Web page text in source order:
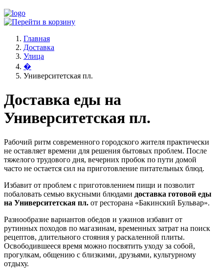
Главная
Доставка
Улица
�
Университетская пл.
Доставка еды на
Университетская пл.
Рабочий ритм современного городского жителя практически
не оставляет времени для решения бытовых проблем. После
тяжелого трудового дня, вечерних пробок по пути домой
часто не остается сил на приготовление питательных блюд.
Избавит от проблем с приготовлением пищи и позволит
побаловать семью вкусными блюдами доставка готовой еды
на Университетская пл. от ресторана «Бакинский Бульвар».
Разнообразие вариантов обедов и ужинов избавит от
рутинных походов по магазинам, временных затрат на поиск
рецептов, длительного стояния у раскаленной плиты.
Освободившееся время можно посвятить уходу за собой,
прогулкам, общению с близкими, друзьями, культурному
отдыху.